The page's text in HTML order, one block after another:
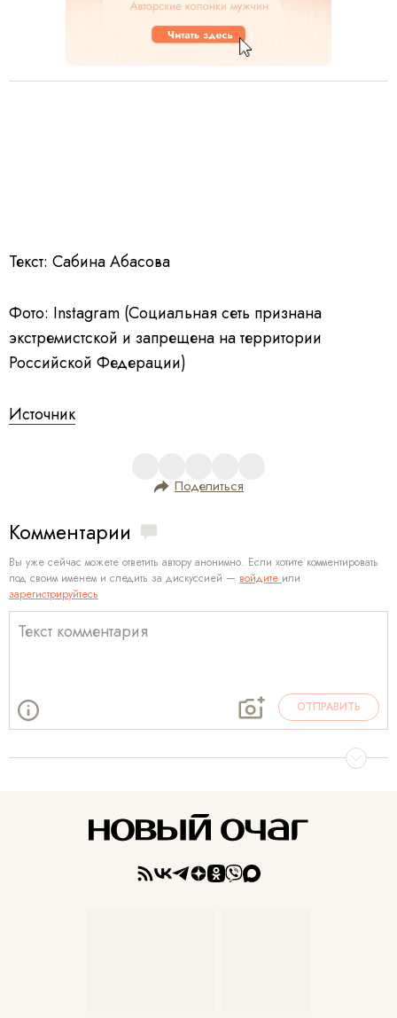
Текст: Сабина Абасова
Фото: Instagram (Социальная сеть признана
экстремистской и запрещена на территории
Российской Федерации)
Источник
Поделиться
Комментарии
Вы уже сейчас можете ответить автору анонимно. Если хотите комментировать
под своим именем и следить за дискуссией — войдите или
зарегистрируйтесь
ОТПРАВИТЬ